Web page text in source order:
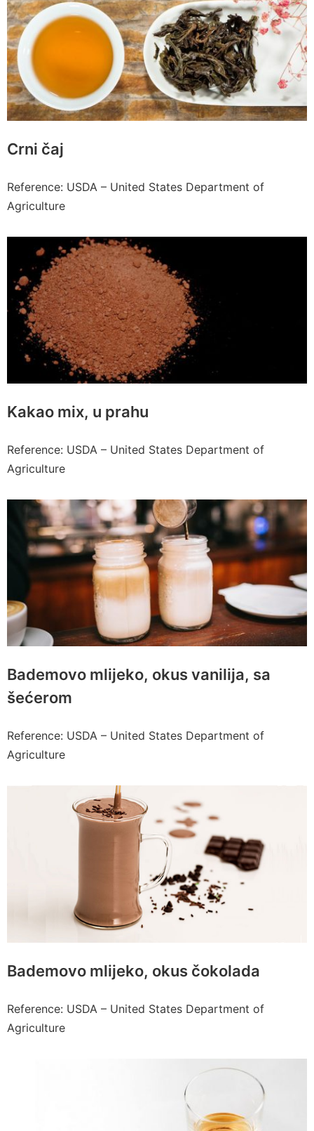
Crni čaj
Reference: USDA – United States Department of
Agriculture
Kakao mix, u prahu
Reference: USDA – United States Department of
Agriculture
Bademovo mlijeko, okus vanilija, sa
šećerom
Reference: USDA – United States Department of
Agriculture
Bademovo mlijeko, okus čokolada
Reference: USDA – United States Department of
Agriculture